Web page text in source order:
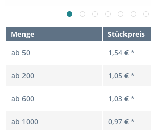
Menge
Stückpreis
ab 50 1,54 € *
ab 200 1,05 € *
ab 600 1,03 € *
ab 1000 0,97 € *